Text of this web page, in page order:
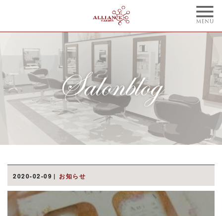
トップ
CONCEPT
コンセプト
NAIL
ネイル
BLOG
ブログ
STYLE
スタイル
STAFF
スタッフ
メニュー
WEBCOUPON
ウェブクーポン
リクルート
ご予約はこちらから
2020-02-09 お知らせ